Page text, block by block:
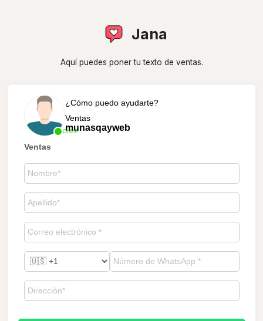
Jana
Aquí puedes poner tu texto de ventas.
Online
¿Cómo puedo ayudarte?
Ventas
munasqayweb
Ventas